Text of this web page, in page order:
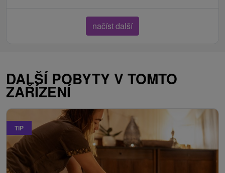
načíst další
DALŠÍ POBYTY V TOMTO
ZAŘÍZENÍ
TIP